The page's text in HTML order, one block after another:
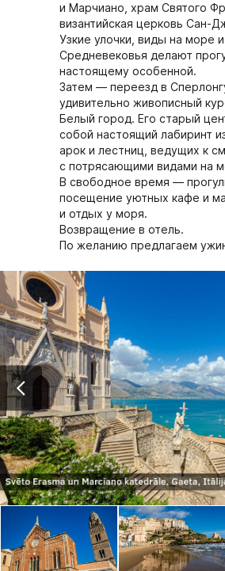
и Марчиано, храм Святого
византийская церковь Сан-
Узкие улочки, виды на море
Средневековья делают
настоящему особенной.
Затем — переезд в
удивительно живописный
Белый город. Его старый
собой настоящий лабиринт
арок и лестниц, ведущих к
с потрясающими видами на
В свободное время —
посещение уютных кафе и
и отдых у моря.
Возвращение в отель.
По желанию предлагаем